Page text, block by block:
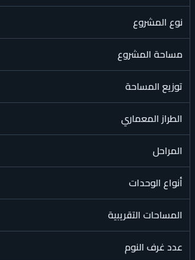
نوع المشروع
مساحة المشروع
توزيع المساحة
الطراز المعماري
المراحل
أنواع الوحدات
المساحات التقريبية
عدد غرف النوم